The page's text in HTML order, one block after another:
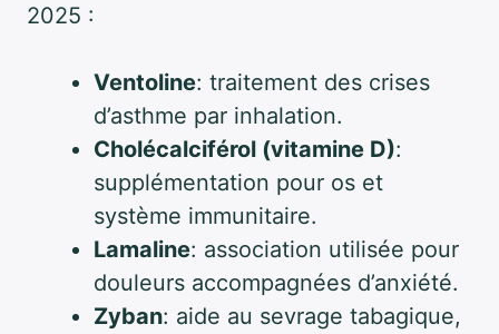
2025 :
Ventoline: traitement des crises
d’asthme par inhalation.
Cholécalciférol (vitamine D):
supplémentation pour os et
système immunitaire.
Lamaline: association utilisée pour
douleurs accompagnées d’anxiété.
Zyban: aide au sevrage tabagique,